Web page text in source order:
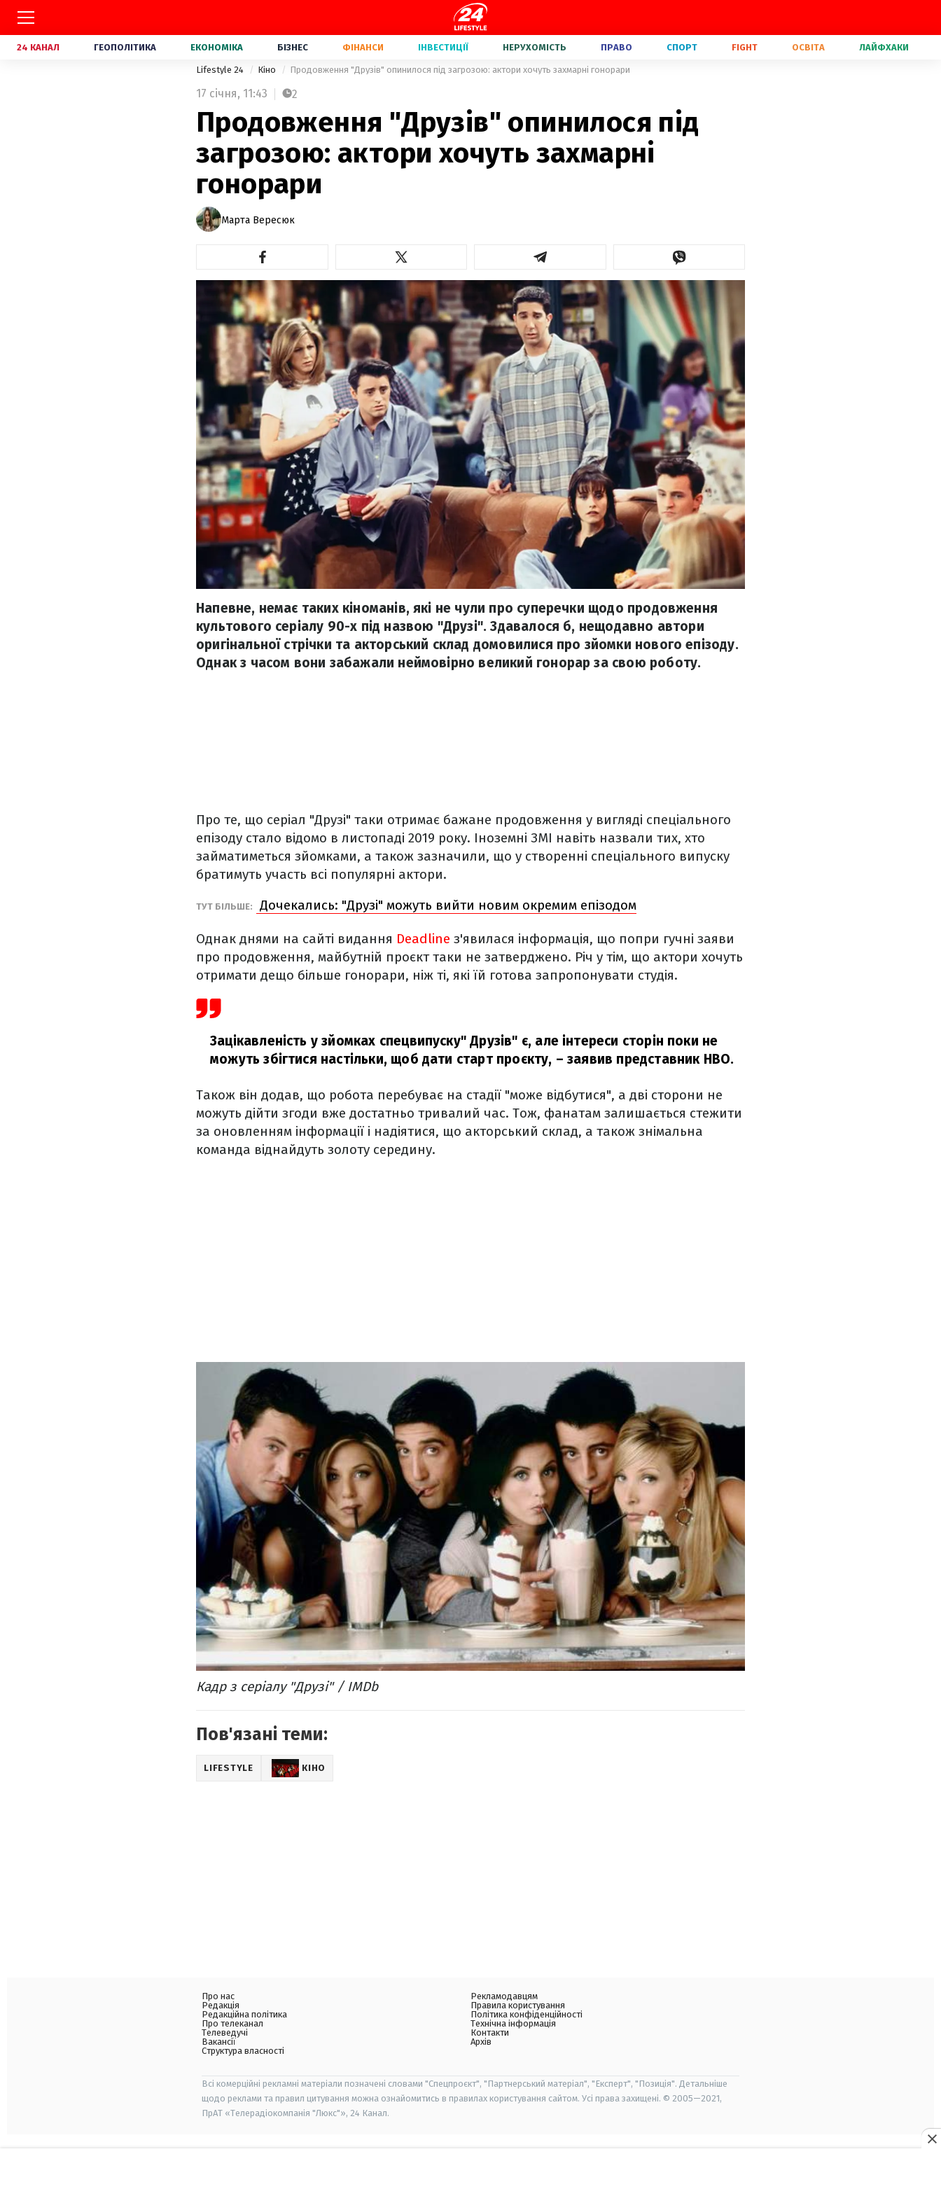
24 КАНАЛ ГЕОПОЛІТИКА ЕКОНОМІКА БІЗНЕС ФІНАНСИ ІНВЕСТИЦІЇ НЕРУХОМІСТЬ ПРАВО СПОРТ FIGHT ОСВІТА ЛАЙФХАКИ
Lifestyle 24 Кіно Продовження "Друзів" опинилося під загрозою: актори хочуть захмарні гонорари
17 січня, 11:43 2
Продовження "Друзів" опинилося під
загрозою: актори хочуть захмарні
гонорари
Марта Вересюк
Напевне, немає таких кіноманів, які не чули про суперечки щодо продовження
культового серіалу 90-х під назвою "Друзі". Здавалося б, нещодавно автори
оригінальної стрічки та акторський склад домовилися про зйомки нового епізоду.
Однак з часом вони забажали неймовірно великий гонорар за свою роботу.
Про те, що серіал "Друзі" таки отримає бажане продовження у вигляді спеціального
епізоду стало відомо в листопаді 2019 року. Іноземні ЗМІ навіть назвали тих, хто
займатиметься зйомками, а також зазначили, що у створенні спеціального випуску
братимуть участь всі популярні актори.
ТУТ БІЛЬШЕ: Дочекались: "Друзі" можуть вийти новим окремим епізодом
Однак днями на сайті видання Deadline з'явилася інформація, що попри гучні заяви
про продовження, майбутній проєкт таки не затверджено. Річ у тім, що актори хочуть
отримати дещо більше гонорари, ніж ті, які їй готова запропонувати студія.
Зацікавленість у зйомках спецвипуску" Друзів" є, але інтереси сторін поки не
можуть збігтися настільки, щоб дати старт проєкту, – заявив представник HBO.
Також він додав, що робота перебуває на стадії "може відбутися", а дві сторони не
можуть дійти згоди вже достатньо тривалий час. Тож, фанатам залишається стежити
за оновленням інформації і надіятися, що акторський склад, а також знімальна
команда віднайдуть золоту середину.
Кадр з серіалу "Друзі" / IMDb
Пов'язані теми:
LIFESTYLE КІНО
Про нас
Редакція
Редакційна політика
Про телеканал
Телеведучі
Вакансії
Структура власності
Рекламодавцям
Правила користування
Політика конфіденційності
Технічна інформація
Контакти
Архів
Всі комерційні рекламні матеріали позначені словами "Спецпроєкт", "Партнерський матеріал", "Експерт", "Позиція". Детальніше
щодо реклами та правил цитування можна ознайомитись в правилах користування сайтом. Усі права захищені. © 2005—2021,
ПрАТ «Телерадіокомпанія "Люкс"», 24 Канал.